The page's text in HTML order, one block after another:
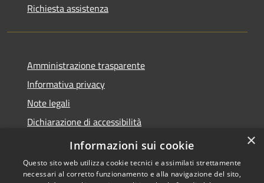
Richiesta assistenza
Amministrazione trasparente
Informativa privacy
Note legali
Dichiarazione di accessibilità
Link app municipium
×
Informazioni sui cookie
Questo sito web utilizza cookie tecnici e assimilati strettamente
necessari al corretto funzionamento e alla navigazione del sito,